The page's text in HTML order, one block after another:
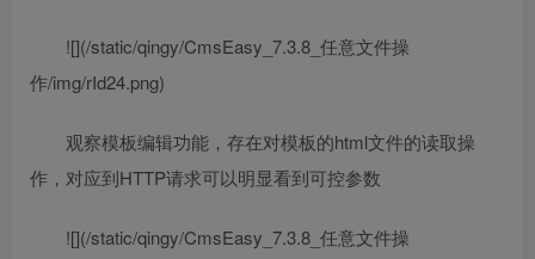
![](/static/qingy/CmsEasy_7.3.8_任意文件操
作/img/rId24.png)
观察模板编辑功能，存在对模板的html文件的读取操
作，对应到HTTP请求可以明显看到可控参数
![](/static/qingy/CmsEasy_7.3.8_任意文件操